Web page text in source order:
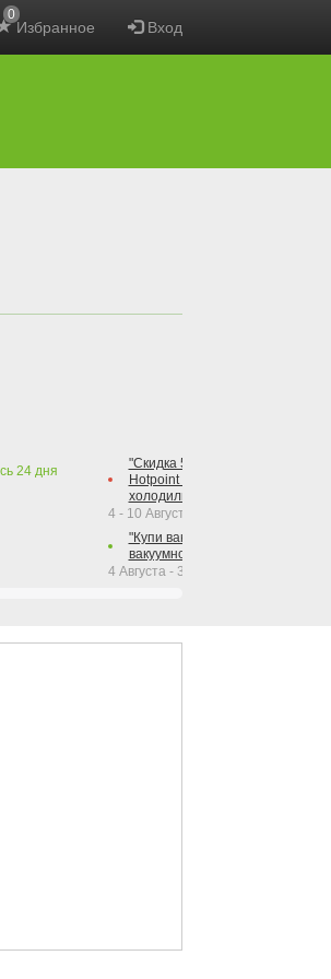
Избранное
0
Вход
24дня
"Скидка 50% на варочную
Hotpoint при покупке духового
холодильника Hotpoint!"
4 - 10 Августа 2026
"Купи вакуумный упаковщик +
вакуумного упаковщика =
4 Августа - 30 Сентября 2026